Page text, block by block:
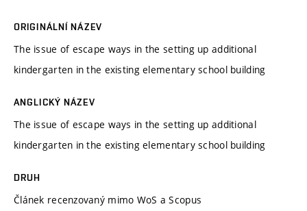
ORIGINÁLNÍ NÁZEV
The issue of escape ways in the setting up additional
kindergarten in the existing elementary school building
ANGLICKÝ NÁZEV
The issue of escape ways in the setting up additional
kindergarten in the existing elementary school building
DRUH
Článek recenzovaný mimo WoS a Scopus